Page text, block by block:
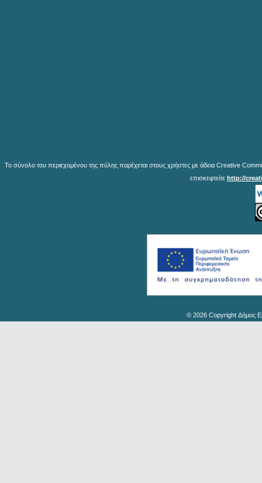
Το σύνολο του περιεχομένου της πύλης παρέχεται στους χρήστες με άδεια Creative
επισκεφτείτε http://
© 2026 Copyright Δήμος